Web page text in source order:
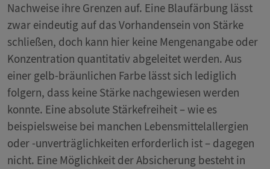
Nachweise ihre Grenzen auf. Eine Blaufärbung lässt
zwar eindeutig auf das Vorhandensein von Stärke
schließen, doch kann hier keine Mengenangabe oder
Konzentration quantitativ abgeleitet werden. Aus
einer gelb-bräunlichen Farbe lässt sich lediglich
folgern, dass keine Stärke nachgewiesen werden
konnte. Eine absolute Stärkefreiheit – wie es
beispielsweise bei manchen Lebensmittelallergien
oder -unverträglichkeiten erforderlich ist – dagegen
nicht. Eine Möglichkeit der Absicherung besteht in